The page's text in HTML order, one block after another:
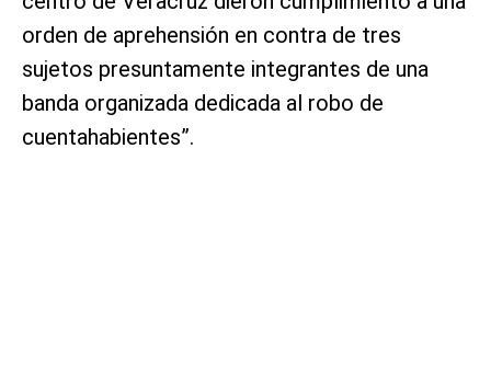
orden de aprehensión en contra de tres
sujetos presuntamente integrantes de una
banda organizada dedicada al robo de
cuentahabientes”.